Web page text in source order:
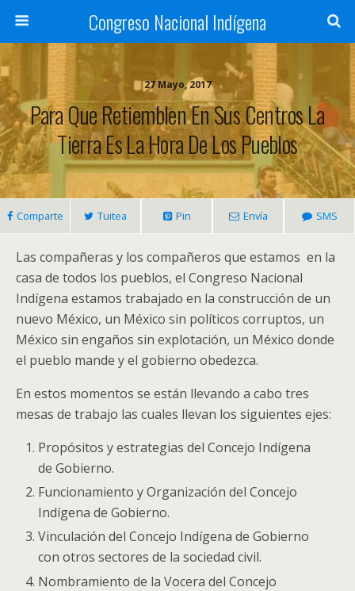
Congreso Nacional Indígena
27 Mayo, 2017
Para Que Retiemblen En Sus Centros La
Tierra Es La Hora De Los Pueblos
Comparte Tuitea Pin Envía SMS
Las compañeras y los compañeros que estamos en la
casa de todos los pueblos, el Congreso Nacional
Indígena estamos trabajado en la construcción de un
nuevo México, un México sin políticos corruptos, un
México sin engaños sin explotación, un México donde
el pueblo mande y el gobierno obedezca.
En estos momentos se están llevando a cabo tres
mesas de trabajo las cuales llevan los siguientes ejes:
Propósitos y estrategias del Concejo Indígena
de Gobierno.
Funcionamiento y Organización del Concejo
Indígena de Gobierno.
Vinculación del Concejo Indígena de Gobierno
con otros sectores de la sociedad civil.
Nombramiento de la Vocera del Concejo